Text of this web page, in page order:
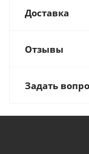
Доставка
Отзывы
Задать